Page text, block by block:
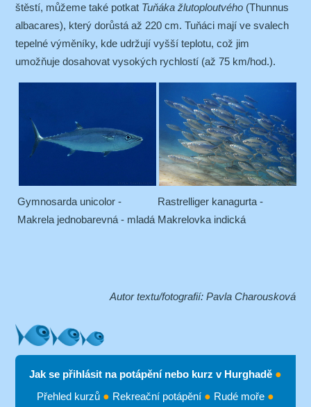
štěstí, můžeme také potkat Tuňáka žlutoploutvého (Thunnus
albacares), který dorůstá až 220 cm. Tuňáci mají ve svalech
tepelné výměníky, kde udržují vyšší teplotu, což jim
umožňuje dosahovat vysokých rychlostí (až 75 km/hod.).
Gymnosarda unicolor -
Makrela jednobarevná - mladá
Rastrelliger kanagurta -
Makrelovka indická
Autor textu/fotografií: Pavla Charousková
Jak se přihlásit na potápění nebo kurz v Hurghadě ●
Přehled kurzů ● Rekreační potápění ● Rudé moře ●